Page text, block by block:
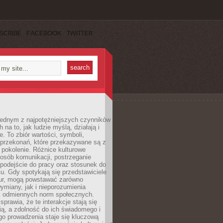
FACEBOOK TWITTER
z najpotężniejszych czynników
na to, jak ludzie myślą, działają i
To zbiór wartości, symboli,
które przekazywane są z
Różnice kulturowe
komunikacji, postrzeganie
do pracy oraz stosunek do
Gdy spotykają się przedstawiciele
mogą powstawać zarówno
jak i nieporozumienia
norm społecznych.
że te interakcje stają się
a zdolność do ich świadomego i
prowadzenia staje się kluczową